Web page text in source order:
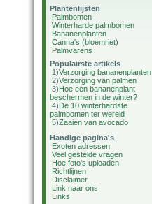
Plantenlijsten
Palmbomen
Winterharde palmbomen
Bananenplanten
Canna's (bloemriet)
Palmvarens
Populairste artikels
1)Verzorging bananenplanten
2)Verzorging van palmen
3)Hoe een bananenplant
beschermen in de winter?
4)De 10 winterhardste
palmbomen ter wereld
5)Zaaien van avocado
Handige pagina's
Exoten adressen
Veel gestelde vragen
Hoe foto's uploaden
Richtlijnen
Disclaimer
Link naar ons
Links